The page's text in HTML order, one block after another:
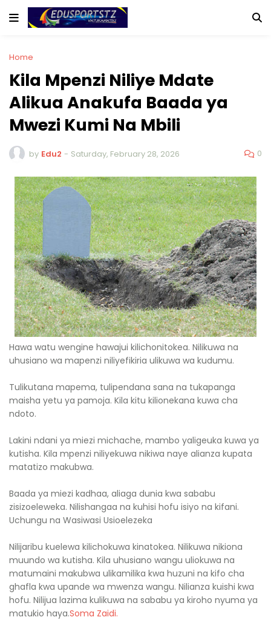
Home
Kila Mpenzi Niliye Mdate
Alikua Anakufa Baada ya
Mwezi Kumi Na Mbili
by Edu2 - Saturday, February 28, 2026 0
Hawa watu wengine hawajui kilichonitokea. Nilikuwa na
uhusiano wa mapenzi niliyefikiria ulikuwa wa kudumu.
Tulikutana mapema, tulipendana sana na tukapanga
maisha yetu ya pamoja. Kila kitu kilionekana kuwa cha
ndoto.
Lakini ndani ya miezi michache, mambo yaligeuka kuwa ya
kutisha. Kila mpenzi niliyekuwa nikiwa naye alianza kupata
matatizo makubwa.
Baada ya miezi kadhaa, aliaga dunia kwa sababu
zisizoeleweka. Nilishangaa na kuhisi hofu isiyo na kifani.
Uchungu na Wasiwasi Usioelezeka
Nilijaribu kuelewa kilichokuwa kinatokea. Nilikuwa nikiona
muundo wa kutisha. Kila uhusiano wangu uliokuwa na
matumaini makubwa ulikamilika kwa huzuni na kifo cha
ghafla kwa upande wa mwenza wangu. Nilianza kuishi kwa
hofu. Nilijua lazima kulikuwa na sababu ya kiroho nyuma ya
matukio haya.Soma Zaidi.